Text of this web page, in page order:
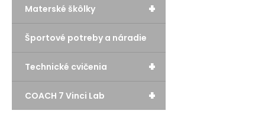
+
Materské škôlky
Športové potreby a náradie
+
Technické cvičenia
+
COACH 7 Vinci Lab